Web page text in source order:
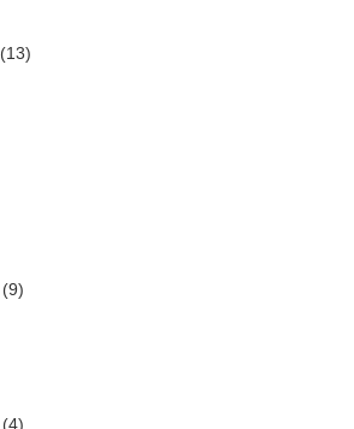
(13)
(9)
(4)